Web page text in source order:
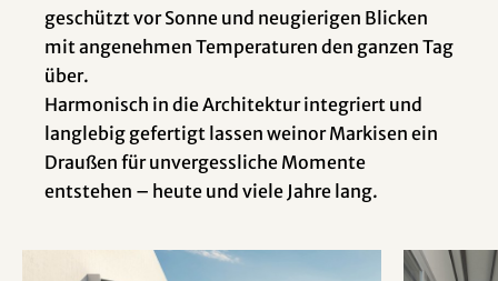
geschützt vor Sonne und neugierigen Blicken
mit angenehmen Temperaturen den ganzen Tag
über.
Harmonisch in die Architektur integriert und
langlebig gefertigt lassen weinor Markisen ein
Draußen für unvergessliche Momente
entstehen – heute und viele Jahre lang.